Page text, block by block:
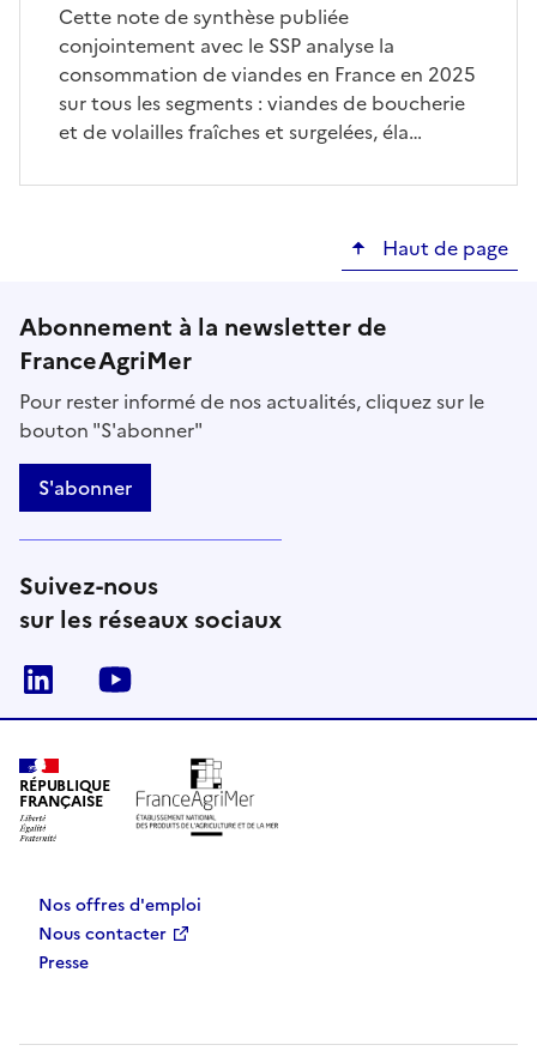
Cette note de synthèse publiée
conjointement avec le SSP analyse la
consommation de viandes en France en 2025
sur tous les segments : viandes de boucherie
et de volailles fraîches et surgelées, éla…
Haut de page
Abonnement à la newsletter de
FranceAgriMer
Pour rester informé de nos actualités, cliquez sur le
bouton "S'abonner"
S'abonner
Suivez-nous
sur les réseaux sociaux
Linkedin
RÉPUBLIQUE
FRANÇAISE
Nos offres d'emploi
Nous contacter
Presse